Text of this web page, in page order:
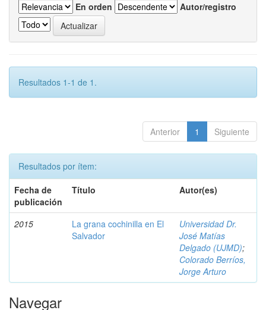
En orden
Autor/registro
Resultados 1-1 de 1.
Anterior 1 Siguiente
Resultados por ítem:
Fecha de
publicación
Título Autor(es)
2015
La grana cochinilla en El
Salvador
Universidad Dr.
José Matías
Delgado (UJMD);
Colorado Berríos,
Jorge Arturo
Navegar